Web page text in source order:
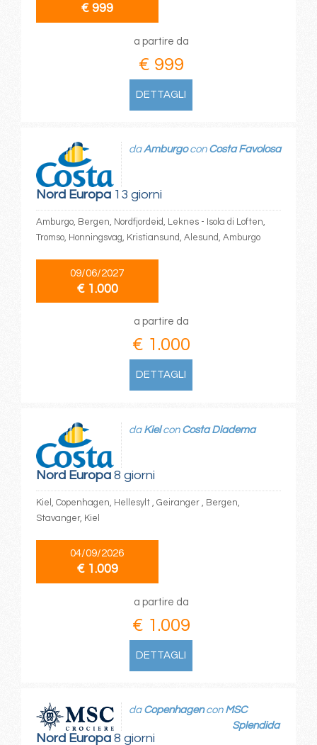
€ 999
a partire da
€ 999
DETTAGLI
Nord Europa13 giorni
daAmburgocon Costa Favolosa
Amburgo, Bergen, Nordfjordeid, Leknes - Isola di Loften,
Tromso, Honningsvag, Kristiansund, Alesund, Amburgo
09/06/2027
€ 1.000
a partire da
€ 1.000
DETTAGLI
Nord Europa8 giorni
da Kielcon Costa Diadema
Kiel, Copenhagen, Hellesylt , Geiranger , Bergen,
Stavanger, Kiel
04/09/2026
€ 1.009
a partire da
€ 1.009
DETTAGLI
Nord Europa8 giorni
da Copenhagencon MSC
Splendida